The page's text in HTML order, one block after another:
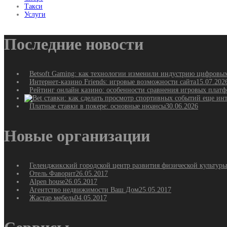
Такси
Услуги
Последние новости
Betsoft Gaming: как технологии изменили индустрию
Интернет-казино Friends: игровые возможности сайта
Рейтинг онлайн казино: особенности сравнения игровых
Платные ставки в покере: основные нюансы30.06.2026
Новые организации
Геленджикский городской центр развития физической
Отель Фаворит26.05.2017
Alpen house26.05.2017
Агентство недвижимости Ваш Дом25.05.2017
Жастар мебель04.05.2017